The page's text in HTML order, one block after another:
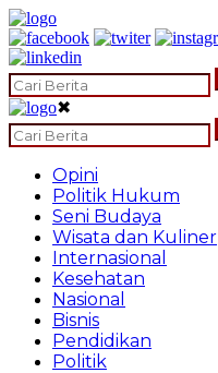
✖
Opini
Politik Hukum
Seni Budaya
Wisata dan Kuliner
Internasional
Kesehatan
Nasional
Bisnis
Pendidikan
Politik